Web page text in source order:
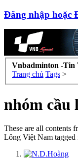
Đăng nhập hoặc
Vnbadminton -Tin
Trang chủ Tags >
nhóm cầu
These are all contents
Lông Việt Nam